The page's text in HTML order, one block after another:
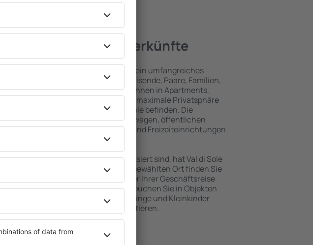
Val di Sole
Val di Sole – beste Unterkünfte
Unterkünfte in Val di Sole umfassen ein umfangreiches
von vielen Objekten für Alleinreisende, Paare, Familien,
und Gruppen. Die Besucher können in Apartments,
und Pensionen übernachten, die maximale Privatsphäre
und sich im Zentrum von Val di Sole befinden. Die
wie die Nähe zu Mietwagen, öffentlichen
Geschäften, Service- und Freizeiteinrichtungen
die Garantie einer guten Erholung.
Sie an Luxusunterkünften interessiert sind, hat Val di Sole
breites Angebot für Sie. An dem ausgewählten Ort finden Sie
was Sie während Ihres Urlaubs oder Ihrer Geschäftsreise
Die Unterkunft in Val di Sole buchen Sie in Objekten
Einrichtungen für Behinderte, Säuglinge und Kleinkinder
für Reisende zusammen mit Haustieren.